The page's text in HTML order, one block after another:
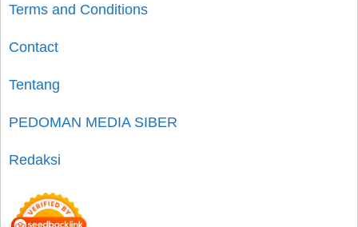
Terms and Conditions
Contact
Tentang
PEDOMAN MEDIA SIBER
Redaksi